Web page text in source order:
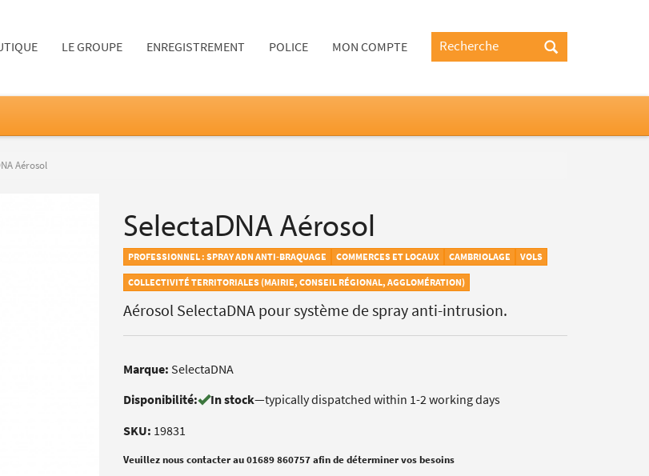
LE GROUPE ENREGISTREMENT POLICE MON COMPTE
Aérosol
SelectaDNA Aérosol
PROFESSIONNEL : SPRAY ADN ANTI-BRAQUAGE COMMERCES ET LOCAUX CAMBRIOLAGE
VOLS
COLLECTIVITÉ TERRITORIALES (MAIRIE, CONSEIL RÉGIONAL, AGGLOMÉRATION)
Aérosol SelectaDNA pour système de spray anti-intrusion.
Marque: SelectaDNA
Disponibilité:
In stock—typically dispatched within 1-2 working days
SKU: 19831
Veuillez nous contacter au 01689 860757 afin de déterminer vos besoins